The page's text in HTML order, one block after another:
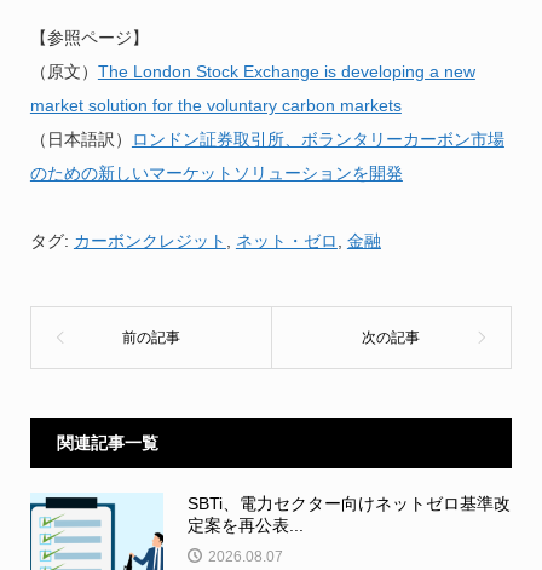
【参照ページ】
（原文） The London Stock Exchange is developing a new
market solution for the voluntary carbon markets
（日本語訳）
ロンドン証券取引所、ボランタリーカーボン市場
のための新しいマーケットソリューションを開発
タグ: カーボンクレジット ネット・ゼロ 金融
関連記事一覧
SBTi、電力セクター向けネットゼロ基準改
定案を再公表...
2026.08.07